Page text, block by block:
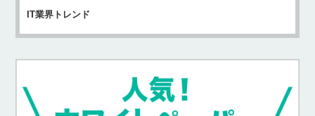
IT業界トレンド